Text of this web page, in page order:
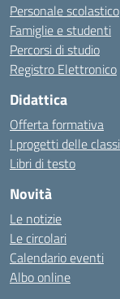
Personale scolastico
Famiglie e studenti
Percorsi di studio
Registro Elettronico
Didattica
Offerta formativa
I progetti delle classi
Libri di testo
Novità
Le notizie
Le circolari
Calendario eventi
Albo online